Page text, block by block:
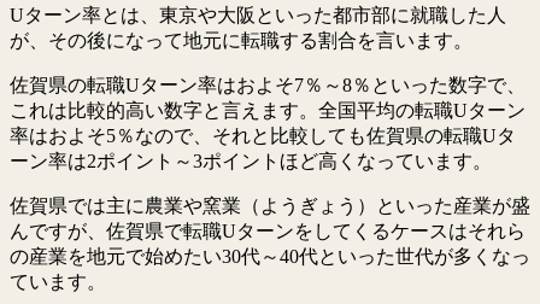
Uターン率とは、東京や大阪といった都市部に就職した人
が、その後になって地元に転職する割合を言います。
佐賀県の転職Uターン率はおよそ7％～8％といった数字で、
これは比較的高い数字と言えます。全国平均の転職Uターン
率はおよそ5％なので、それと比較しても佐賀県の転職Uタ
ーン率は2ポイント～3ポイントほど高くなっています。
佐賀県では主に農業や窯業（ようぎょう）といった産業が盛
んですが、佐賀県で転職Uターンをしてくるケースはそれら
の産業を地元で始めたい30代～40代といった世代が多くなっ
ています。